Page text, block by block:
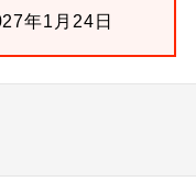
年1月24日